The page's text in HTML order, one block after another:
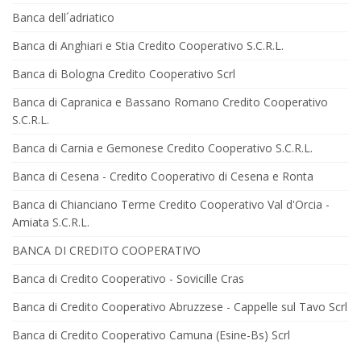
Banca dell´adriatico
Banca di Anghiari e Stia Credito Cooperativo S.C.R.L.
Banca di Bologna Credito Cooperativo Scrl
Banca di Capranica e Bassano Romano Credito Cooperativo
S.C.R.L.
Banca di Carnia e Gemonese Credito Cooperativo S.C.R.L.
Banca di Cesena - Credito Cooperativo di Cesena e Ronta
Banca di Chianciano Terme Credito Cooperativo Val d'Orcia -
Amiata S.C.R.L.
BANCA DI CREDITO COOPERATIVO
Banca di Credito Cooperativo - Sovicille Cras
Banca di Credito Cooperativo Abruzzese - Cappelle sul Tavo Scrl
Banca di Credito Cooperativo Camuna (Esine-Bs) Scrl